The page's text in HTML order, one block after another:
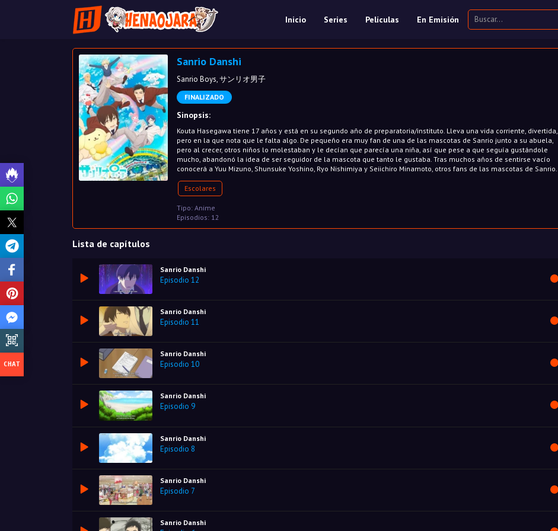
Inicio Series Películas En Emisión
Sanrio Danshi
Sanrio Boys, サンリオ男子
FINALIZADO
Sinopsis:
Kouta Hasegawa tiene 17 años y está en su segundo año de preparatoria/instituto. Lleva una vida corriente, divertida,
pero en la que nota que le falta algo. De pequeño era muy fan de una de las mascotas de Sanrio junto a su abuela,
pero al crecer, otros niños lo molestaban y le decían que parecía una niña, así que pese a que seguía gustándole
mucho, abandonó la idea de ser seguidor de la mascota que tanto le gustaba. Tras muchos años de sentirse vacío
conocerá a Yuu Mizuno, Shunsuke Yoshino, Ryo Nishimiya y Seiichiro Minamoto, otros fans de las mascotas de Sanrio.
Escolares
Tipo: Anime
Episodios: 12
Lista de capítulos
Sanrio Danshi
Episodio 12
Sanrio Danshi
Episodio 11
Sanrio Danshi
Episodio 10
Sanrio Danshi
Episodio 9
Sanrio Danshi
Episodio 8
Sanrio Danshi
Episodio 7
Sanrio Danshi